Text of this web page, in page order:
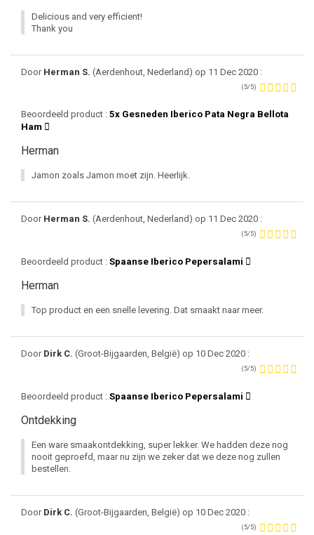
Delicious and very efficient!
Thank you
Door Herman S. (Aerdenhout, Nederland) op 11 Dec 2020 :
(5/5)
Beoordeeld product : 5x Gesneden Iberico Pata Negra Bellota
Ham
Herman
Jamon zoals Jamon moet zijn. Heerlijk.
Door Herman S. (Aerdenhout, Nederland) op 11 Dec 2020 :
(5/5)
Beoordeeld product : Spaanse Iberico Pepersalami
Herman
Top product en een snelle levering. Dat smaakt naar meer.
Door Dirk C. (Groot-Bijgaarden, België) op 10 Dec 2020 :
(5/5)
Beoordeeld product : Spaanse Iberico Pepersalami
Ontdekking
Een ware smaakontdekking, super lekker. We hadden deze nog
nooit geproefd, maar nu zijn we zeker dat we deze nog zullen
bestellen.
Door Dirk C. (Groot-Bijgaarden, België) op 10 Dec 2020 :
(5/5)